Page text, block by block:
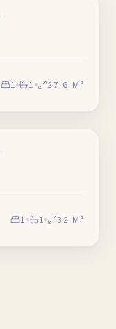
1 1 27.6 M²
1 1 32 M²